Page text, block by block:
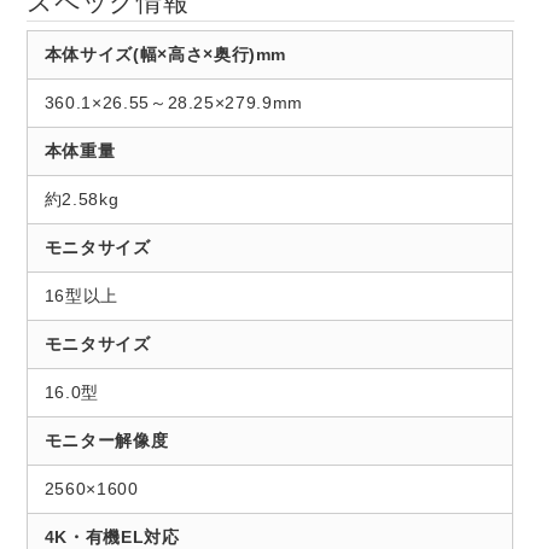
本体サイズ(幅×高さ×奥行)mm
360.1×26.55～28.25×279.9mm
本体重量
約2.58kg
モニタサイズ
16型以上
モニタサイズ
16.0型
モニター解像度
2560×1600
4K・有機EL対応